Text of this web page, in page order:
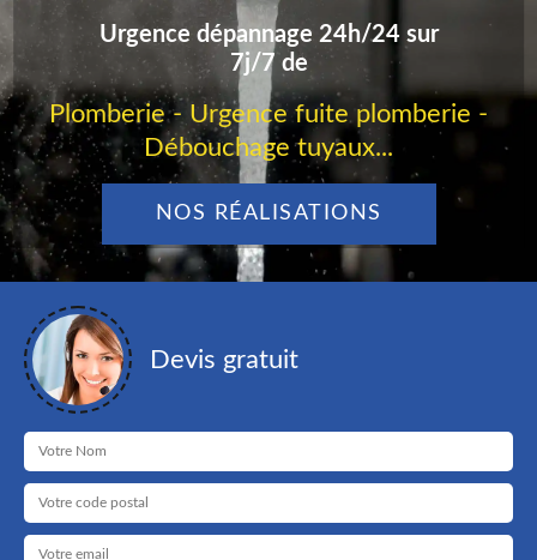
Urgence dépannage 24h/24 sur
7j/7 de
Plomberie - Urgence fuite plomberie -
Débouchage tuyaux...
NOS RÉALISATIONS
Devis gratuit